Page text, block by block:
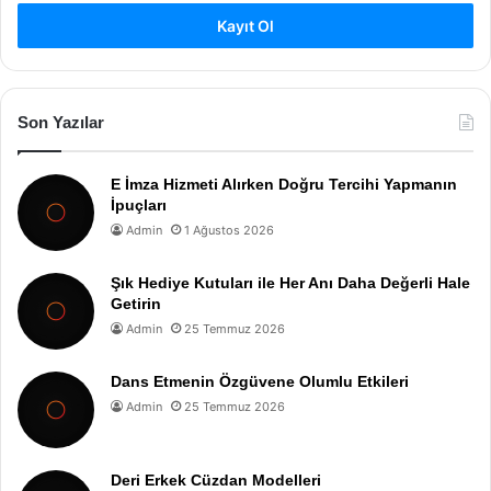
Kayıt Ol
Son Yazılar
E İmza Hizmeti Alırken Doğru Tercihi Yapmanın
İpuçları
Admin 1 Ağustos 2026
Şık Hediye Kutuları ile Her Anı Daha Değerli Hale
Getirin
Admin 25 Temmuz 2026
Dans Etmenin Özgüvene Olumlu Etkileri
Admin 25 Temmuz 2026
Deri Erkek Cüzdan Modelleri